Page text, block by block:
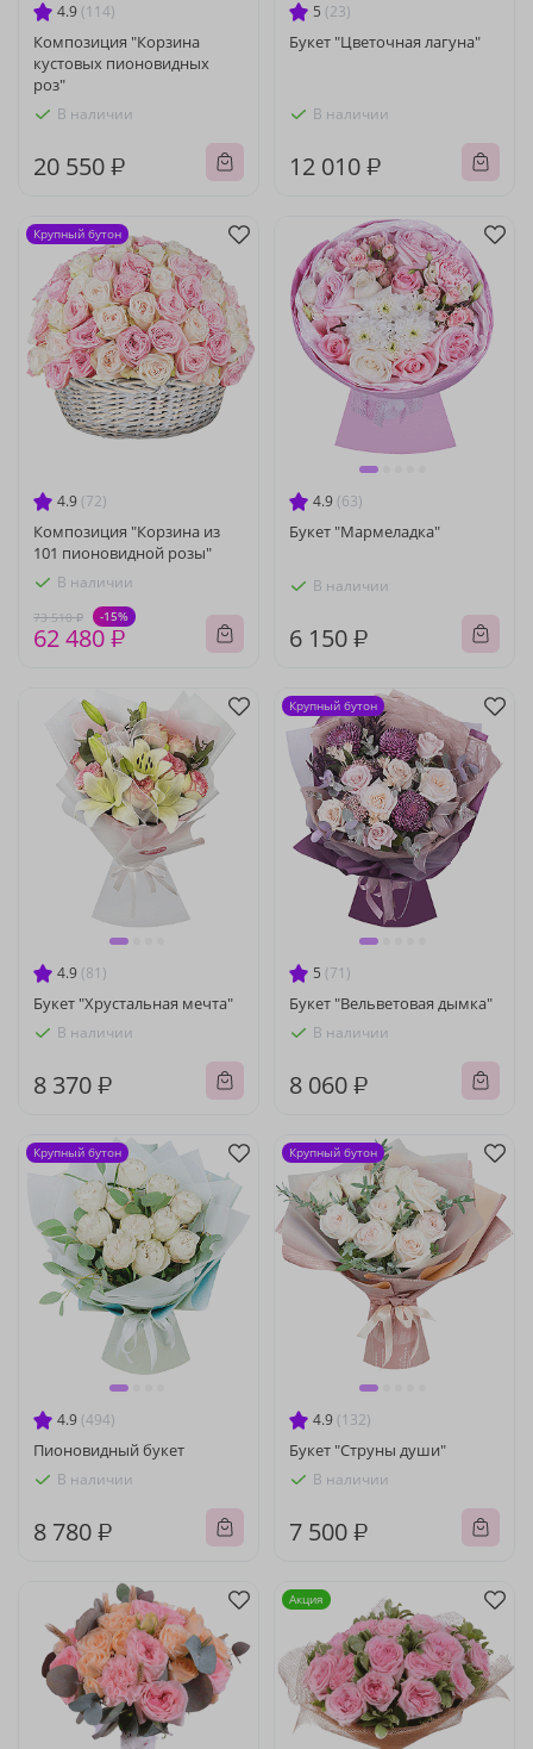
4.9 (114)
Композиция "Корзина
кустовых пионовидных
роз"
В наличии
20 550 ₽
5 (23)
Букет "Цветочная лагуна"
В наличии
12 010 ₽
4.9 (72)
Композиция "Корзина из
101 пионовидной розы"
В наличии
73 510 ₽ -15%
62 480 ₽
Крупный бутон
4.9 (63)
Букет "Мармеладка"
В наличии
6 150 ₽
4.9 (81)
Букет "Хрустальная мечта"
В наличии
8 370 ₽
5 (71)
Букет "Вельветовая дымка"
В наличии
8 060 ₽
Крупный бутон
4.9 (494)
Пионовидный букет
В наличии
8 780 ₽
Крупный бутон
4.9 (132)
Букет "Струны души"
В наличии
7 500 ₽
Крупный бутон
Акция